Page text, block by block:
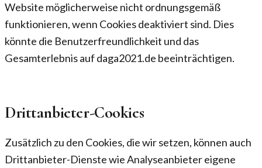
Website möglicherweise nicht ordnungsgemäß
funktionieren, wenn Cookies deaktiviert sind. Dies
könnte die Benutzerfreundlichkeit und das
Gesamterlebnis auf daga2021.de beeinträchtigen.
Drittanbieter-Cookies
Zusätzlich zu den Cookies, die wir setzen, können auch
Drittanbieter-Dienste wie Analyseanbieter eigene